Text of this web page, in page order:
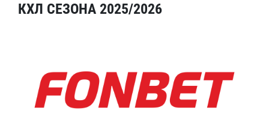
КХЛ СЕЗОНА 2025/2026